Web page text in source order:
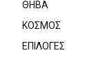
ΘΗΒΑ
ΚΟΣΜΟΣ
ΕΠΙΛΟΓΕΣ